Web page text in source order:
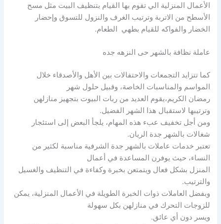
الأعمال المنزلية الي تقوم بها القيام بتنظيف البيت مثل مسح
الأسطح من الاتربة وترتيب الغرف والنزول للتسوق وإحضار
الخضار والفواكه للقيام بطهي الطعام.
عاملة نظافة بالشهر حى النزهه جده
كما تتزايد التجمعات والاحتفالات بين الأهل والأصدقاء خلال
المواسم والمناسبات الخاصة، وقبيل حلول شهر
رمضان الكريم،يقوم العديد من ربات البيوت بتجهيز منازلهن
وترتيبها لاستقبال هذا الشهر الفضيل.
ومن أجل تخفيف عبء هذه المهام، يلجأ البعض إلى استئجار
شغالات بالشهر جدة الريان.
تعتبر خدمات عاملات بالشهر جدة الشرفية مناسبة لكثير من
النساء، حيث يوفرن المساعدة في أعمال
المنزل بشكل فعال ويتمتعن بخبرة وكفاءة في التنظيف والغسيل
والترتيب.
وبفضل العاملات ذوات الخبرة الطويلة في الأعمال المنزلية، يمكن
للزوجات التحرك في منازلهن بكل سهولة
ويسر دون أي عائق.